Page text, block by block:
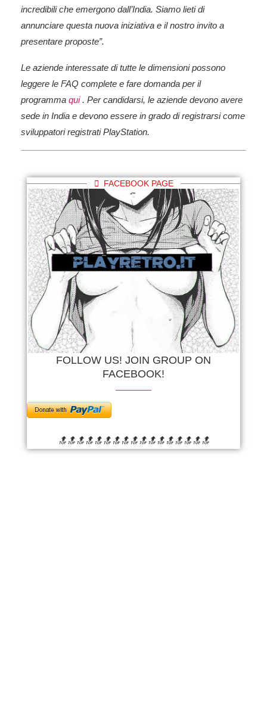
incredibili che emergono dall’India. Siamo lieti di
annunciare questa nuova iniziativa e il nostro invito a
presentare proposte”.
Le aziende interessate di tutte le dimensioni possono
leggere le FAQ complete e fare domanda per il
programma qui. Per candidarsi, le aziende devono avere
sede in India e devono essere in grado di registrarsi come
sviluppatori registrati PlayStation.
FACEBOOK PAGE
FOLLOW US! JOIN GROUP ON
FACEBOOK!
🔝🔝🔝🔝🔝🔝 🔝🔝🔝🔝🔝🔝 🔝🔝🔝🔝🔝